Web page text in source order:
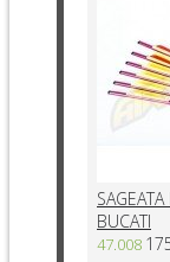
BUCATI
47.008